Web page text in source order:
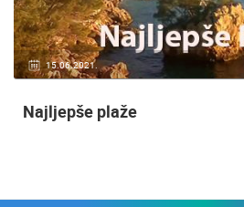
15.06.2021.
Najljepše plaže